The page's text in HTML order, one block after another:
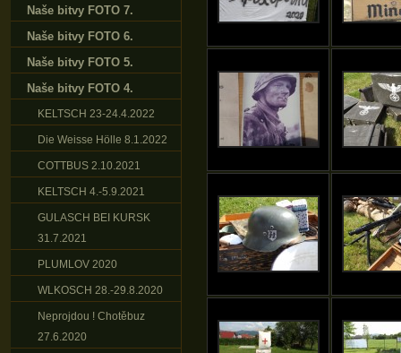
Naše bitvy FOTO 7.
Naše bitvy FOTO 6.
Naše bitvy FOTO 5.
Naše bitvy FOTO 4.
KELTSCH 23-24.4.2022
Die Weisse Hölle 8.1.2022
COTTBUS 2.10.2021
KELTSCH 4.-5.9.2021
GULASCH BEI KURSK
31.7.2021
PLUMLOV 2020
WLKOSCH 28.-29.8.2020
Neprojdou ! Chotěbuz
27.6.2020